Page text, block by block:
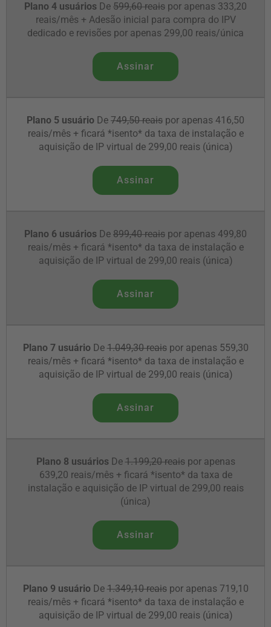
Plano 4 usuários De 599,60 reais por apenas 333,20
reais/mês + Adesão inicial para compra do IPV
dedicado e revisões por apenas 299,00 reais/única
Assinar
Plano 5 usuário De 749,50 reais por apenas 416,50
reais/mês + ficará *isento* da taxa de instalação e
aquisição de IP virtual de 299,00 reais (única)
Assinar
Plano 6 usuários De 899,40 reais por apenas 499,80
reais/mês + ficará *isento* da taxa de instalação e
aquisição de IP virtual de 299,00 reais (única)
Assinar
Plano 7 usuário De1.049,30 reaispor apenas 559,30
reais/mês + ficará *isento* da taxa de instalação e
aquisição de IP virtual de 299,00 reais (única)
Assinar
Plano 8 usuários De1.199,20 reaispor apenas
639,20 reais/mês + ficará *isento* da taxa de
instalação e aquisição de IP virtual de 299,00 reais
(única)
Assinar
Plano 9 usuário De1.349,10 reaispor apenas 719,10
reais/mês + ficará *isento* da taxa de instalação e
aquisição de IP virtual de 299,00 reais (única)